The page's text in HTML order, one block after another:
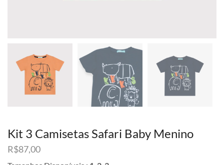
Kit 3 Camisetas Safari Baby Menino
R$87,00